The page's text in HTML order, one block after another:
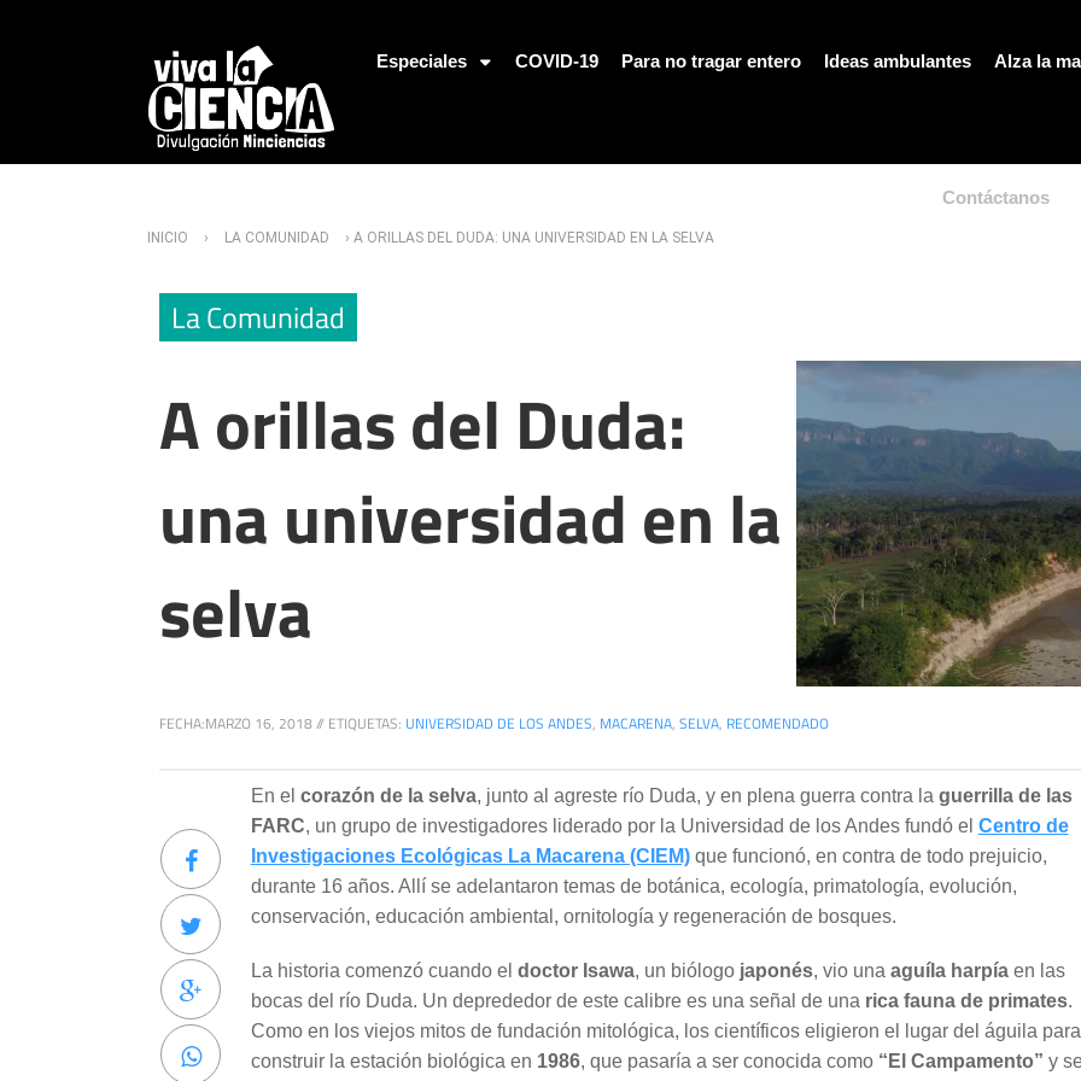
Especiales COVID-19 Para no tragar entero Ideas ambulantes Alza la
Contáctanos
Usted está aquí
INICIO › LA COMUNIDAD › A ORILLAS DEL DUDA: UNA UNIVERSIDAD EN LA SELVA
La Comunidad
A orillas del Duda:
una universidad en la
selva
FECHA:MARZO 16, 2018// ETIQUETAS: UNIVERSIDAD DE LOS ANDES, MACARENA, SELVA, RECOMENDADO
En el corazón de la selva, junto al agreste río Duda, y en plena guerra contra la guerrilla de las
FARC, un grupo de investigadores liderado por la Universidad de los Andes fundó el Centro de
Investigaciones Ecológicas La Macarena (CIEM)que funcionó, en contra de todo prejuicio,
durante 16 años. Allí se adelantaron temas de botánica, ecología, primatología, evolución,
conservación, educación ambiental, ornitología y regeneración de bosques.
La historia comenzó cuando el doctor Isawa, un biólogo japonés, vio una aguíla harpíaen las
bocas del río Duda. Un deprededor de este calibre es una señal de una rica fauna de primates.
Como en los viejos mitos de fundación mitológica, los científicos eligieron el lugar del águila para
construir la estación biológica en 1986, que pasaría a ser conocida como “El Campamento” y